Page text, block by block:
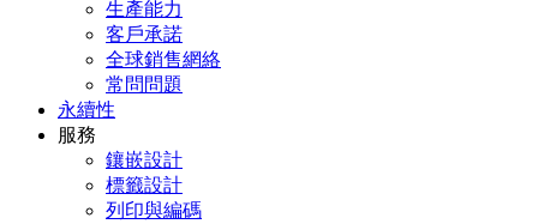
生產能力
客戶承諾
全球銷售網絡
常問問題
永續性
服務
鑲嵌設計
標籤設計
列印與編碼